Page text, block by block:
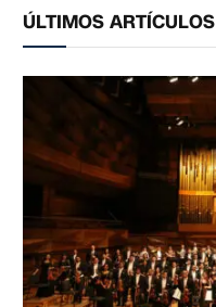
ÚLTIMOS ARTÍCULOS